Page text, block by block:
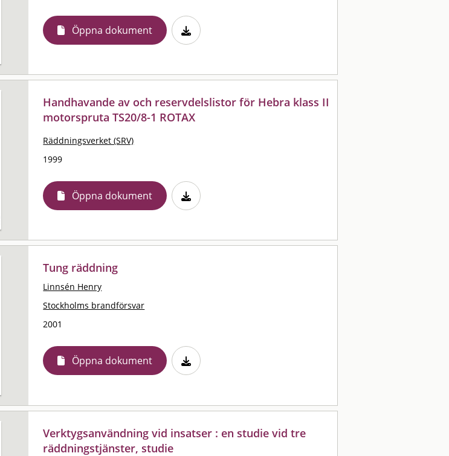
Öppna dokument
Handhavande av och reservdelslistor för Hebra klass II
motorspruta TS20/8-1 ROTAX
Räddningsverket (SRV)
1999
Öppna dokument
Tung räddning
Linnsén Henry
Stockholms brandförsvar
2001
Öppna dokument
Verktygsanvändning vid insatser : en studie vid tre
räddningstjänster, studie